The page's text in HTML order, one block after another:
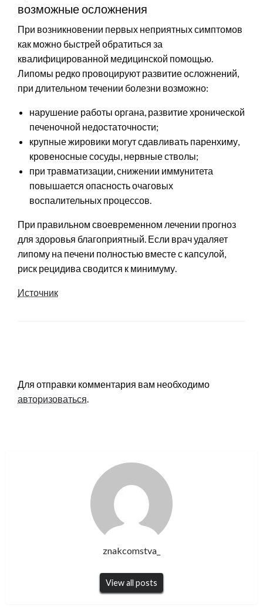
возможные осложнения
При возникновении первых неприятных симптомов
как можно быстрей обратиться за
квалифицированной медицинской помощью.
Липомы редко провоцируют развитие осложнений,
при длительном течении болезни возможно:
нарушение работы органа, развитие хронической
печеночной недостаточности;
крупные жировики могут сдавливать паренхиму,
кровеносные сосуды, нервные стволы;
при травматизации, снижении иммунитета
повышается опасность очаговых
воспалительных процессов.
При правильном своевременном лечении прогноз
для здоровья благоприятный. Если врач удаляет
липому на печени полностью вместе с капсулой,
риск рецидива сводится к минимуму.
Источник
Для отправки комментария вам необходимо
авторизоваться.
znakcomstva_
View all posts